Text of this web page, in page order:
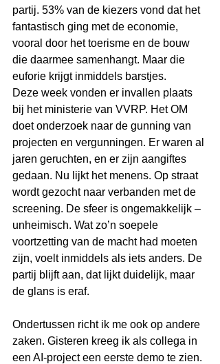
partij. 53% van de kiezers vond dat het
fantastisch ging met de economie,
vooral door het toerisme en de bouw
die daarmee samenhangt. Maar die
euforie krijgt inmiddels barstjes.
Deze week vonden er invallen plaats
bij het ministerie van VVRP. Het OM
doet onderzoek naar de gunning van
projecten en vergunningen. Er waren al
jaren geruchten, en er zijn aangiftes
gedaan. Nu lijkt het menens. Op straat
wordt gezocht naar verbanden met de
screening. De sfeer is ongemakkelijk –
unheimisch. Wat zo’n soepele
voortzetting van de macht had moeten
zijn, voelt inmiddels als iets anders. De
partij blijft aan, dat lijkt duidelijk, maar
de glans is eraf.
Ondertussen richt ik me ook op andere
zaken. Gisteren kreeg ik als collega in
een AI-project een eerste demo te zien.